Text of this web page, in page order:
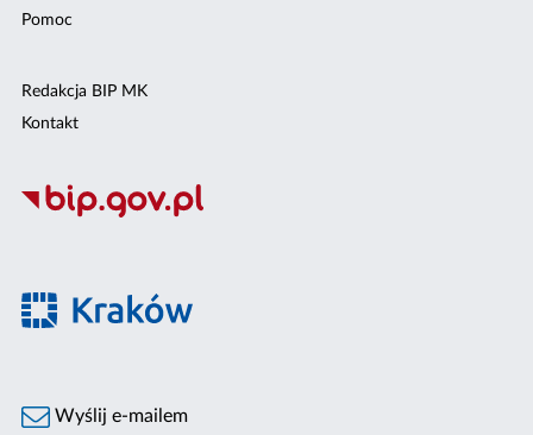
Pomoc
Redakcja BIP MK
Kontakt
Wyślij e-mailem